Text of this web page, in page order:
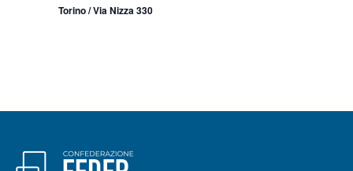
Torino / Via Nizza 330